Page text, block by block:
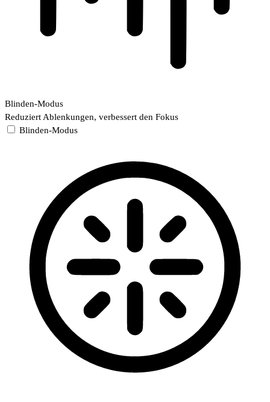
Blinden-Modus
Reduziert Ablenkungen, verbessert den Fokus
Blinden-Modus